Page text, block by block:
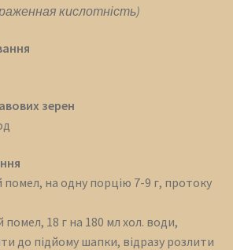
кислотність)
зерен
помел, на одну порцію 7-9 г, протоку
18 г на 180 мл хол. води,
до підйому шапки, відразу розлити